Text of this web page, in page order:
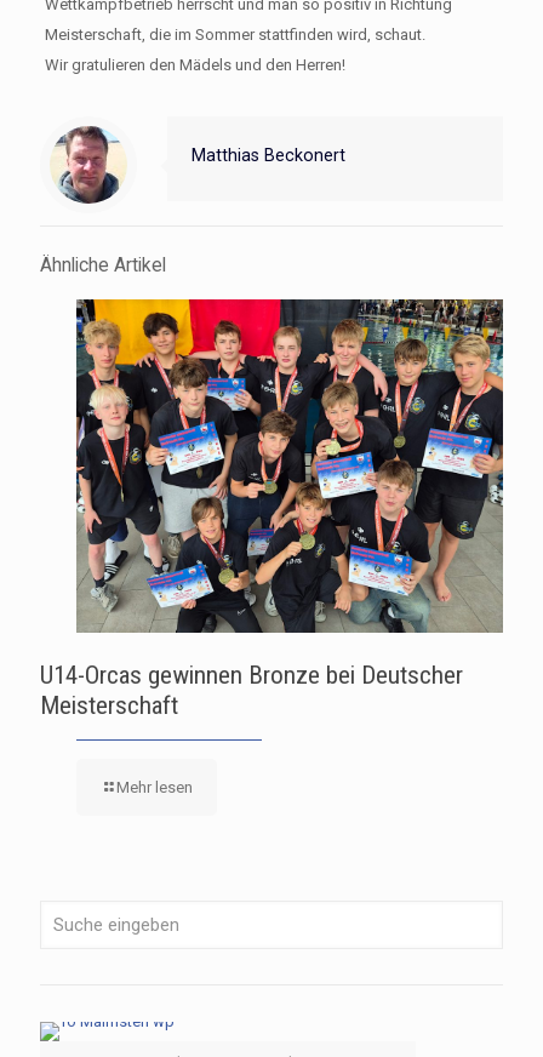
Wettkampfbetrieb herrscht und man so positiv in Richtung
Meisterschaft, die im Sommer stattfinden wird, schaut.
Wir gratulieren den Mädels und den Herren!
Matthias Beckonert
Ähnliche Artikel
U14-Orcas gewinnen Bronze bei Deutscher
Meisterschaft
Mehr lesen